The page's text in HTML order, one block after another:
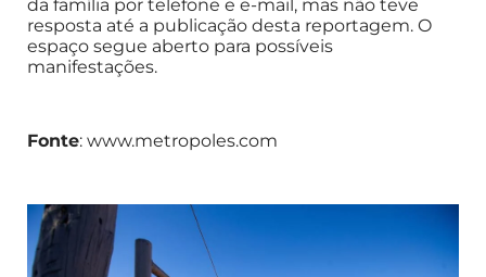
da família por telefone e e-mail, mas não teve
resposta até a publicação desta reportagem. O
espaço segue aberto para possíveis
manifestações.
Fonte: www.metropoles.com